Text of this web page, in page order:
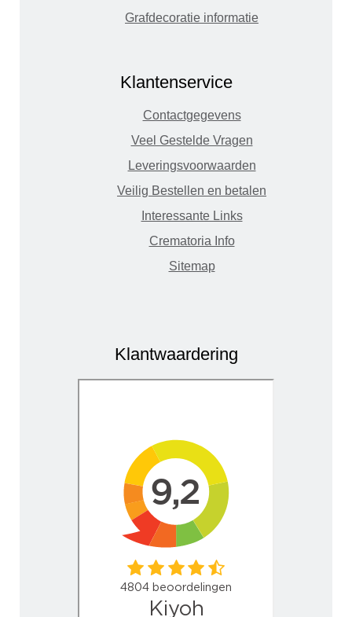
Grafdecoratie informatie
Klantenservice
Contactgegevens
Veel Gestelde Vragen
Leveringsvoorwaarden
Veilig Bestellen en betalen
Interessante Links
Crematoria Info
Sitemap
Klantwaardering